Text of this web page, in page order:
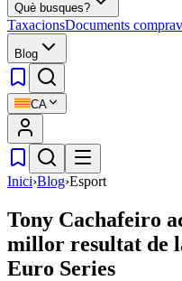
Què busques?
TaxacionsDocuments
Blog
CA
Inici›Blog›Esport
Tony Cachafeiro
millor resultat de
Euro Series